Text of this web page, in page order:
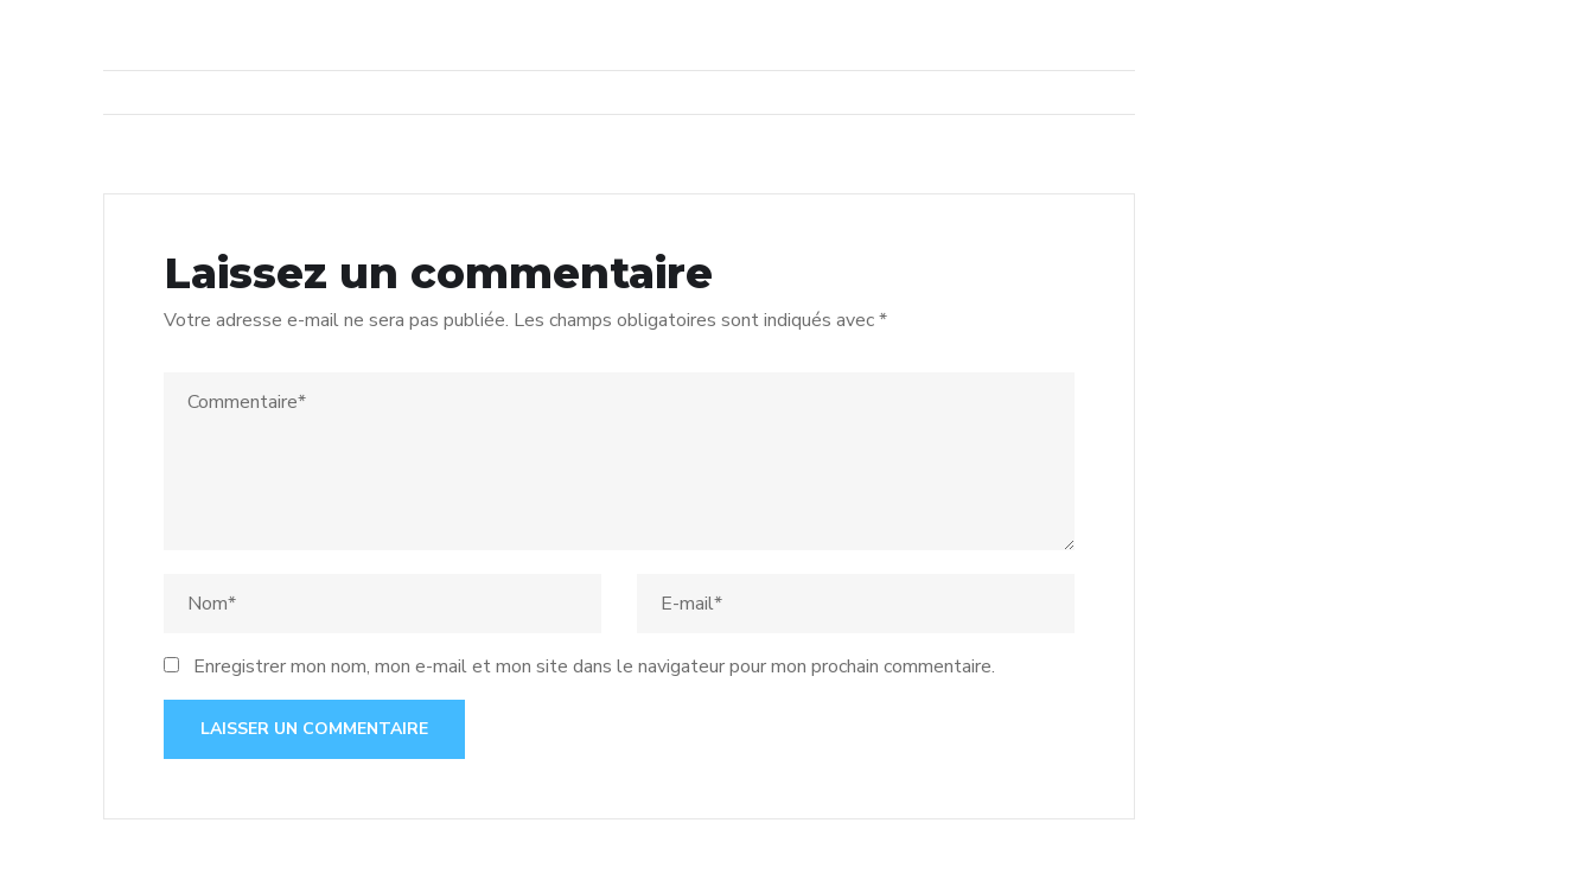
Laissez un commentaire
Votre adresse e-mail ne sera pas publiée. Les champs obligatoires sont indiqués avec*
Enregistrer mon nom, mon e-mail et mon site dans le navigateur pour mon prochain commentaire.